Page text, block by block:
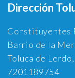
Dirección
Constituyentes
Barrio de la
Toluca de
7201189754